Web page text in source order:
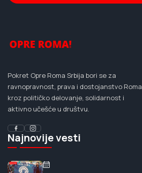
Pokret Opre Roma Srbija bori se za
ravnopravnost, prava i dostojanstvo Roma
kroz političko delovanje, solidarnost i
aktivno učešće u društvu.
Najnovije vesti